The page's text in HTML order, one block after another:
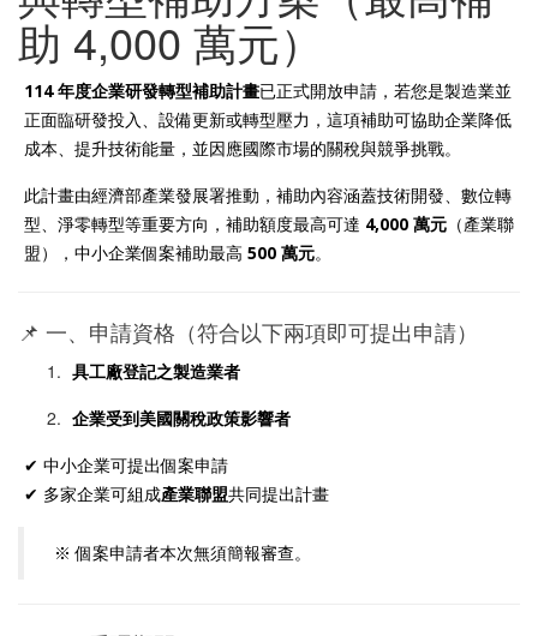
助 4,000 萬元）
114 年度企業研發轉型補助計畫已正式開放申請，若您是製造業並
正面臨研發投入、設備更新或轉型壓力，這項補助可協助企業降低
成本、提升技術能量，並因應國際市場的關稅與競爭挑戰。
此計畫由經濟部產業發展署推動，補助內容涵蓋技術開發、數位轉
型、淨零轉型等重要方向，補助額度最高可達 4,000 萬元 （產業聯
盟），中小企業個案補助最高 500 萬元。
📌 一、申請資格（符合以下兩項即可提出申請）
具工廠登記之製造業者
企業受到美國關稅政策影響者
✔ 中小企業可提出個案申請
✔ 多家企業可組成產業聯盟共同提出計畫
※ 個案申請者本次無須簡報審查。